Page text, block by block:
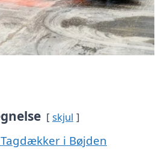
skjul
i Bøjden